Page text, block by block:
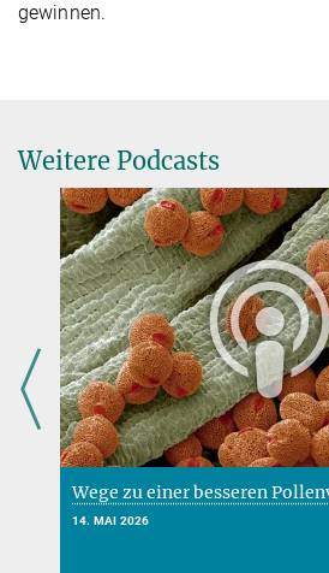
gewinnen.
Weitere Podcasts
Wege zu einer besseren
14. MAI 2026